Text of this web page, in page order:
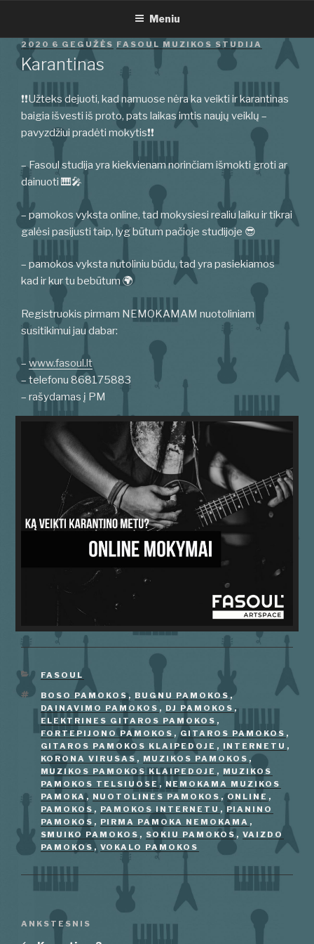
turinio
Meniu
PASKELBTA
2020 6 GEGUŽĖS FASOUL MUZIKOS STUDIJA
Karantinas
❗❗Užteks dejuoti, kad namuose nėra ka veikti ir karantinas
baigia išvesti iš proto, pats laikas imtis naujų veiklų –
pavyzdžiui pradėti mokytis❗❗
– Fasoul studija yra kiekvienam norinčiam išmokti groti ar
dainuoti 🎹🎤
– pamokos vyksta online, tad mokysiesi realiu laiku ir tikrai
galėsi pasijusti taip, lyg būtum pačioje studijoje 😎
– pamokos vyksta nutoliniu būdu, tad yra pasiekiamos
kad ir kur tu bebūtum 🌍
Registruokis pirmam NEMOKAMAM nuotoliniam
susitikimui jau dabar:
– www.fasoul.lt
– telefonu 868175883
– rašydamas į PM
KATEGORIJOS
FASOUL
ŽYMOS
BOSO PAMOKOS, BUGNU PAMOKOS ,
DAINAVIMO PAMOKOS , DJ PAMOKOS ,
ELEKTRINES GITAROS PAMOKOS ,
FORTEPIJONO PAMOKOS ,GITAROS PAMOKOS ,
GITAROS PAMOKOS KLAIPEDOJE , INTERNETU ,
KORONA VIRUSAS , MUZIKOS PAMOKOS ,
MUZIKOS PAMOKOS KLAIPEDOJE , MUZIKOS
PAMOKOS TELSIUOSE , NEMOKAMA MUZIKOS
PAMOKA , NUOTOLINES PAMOKOS , ONLINE ,
PAMOKOS , PAMOKOS INTERNETU , PIANINO
PAMOKOS , PIRMA PAMOKA NEMOKAMA ,
SMUIKO PAMOKOS , SOKIU PAMOKOS, VAIZDO
PAMOKOS , VOKALO PAMOKOS
Navigacija
Ankstesnis
ANKSTESNIS